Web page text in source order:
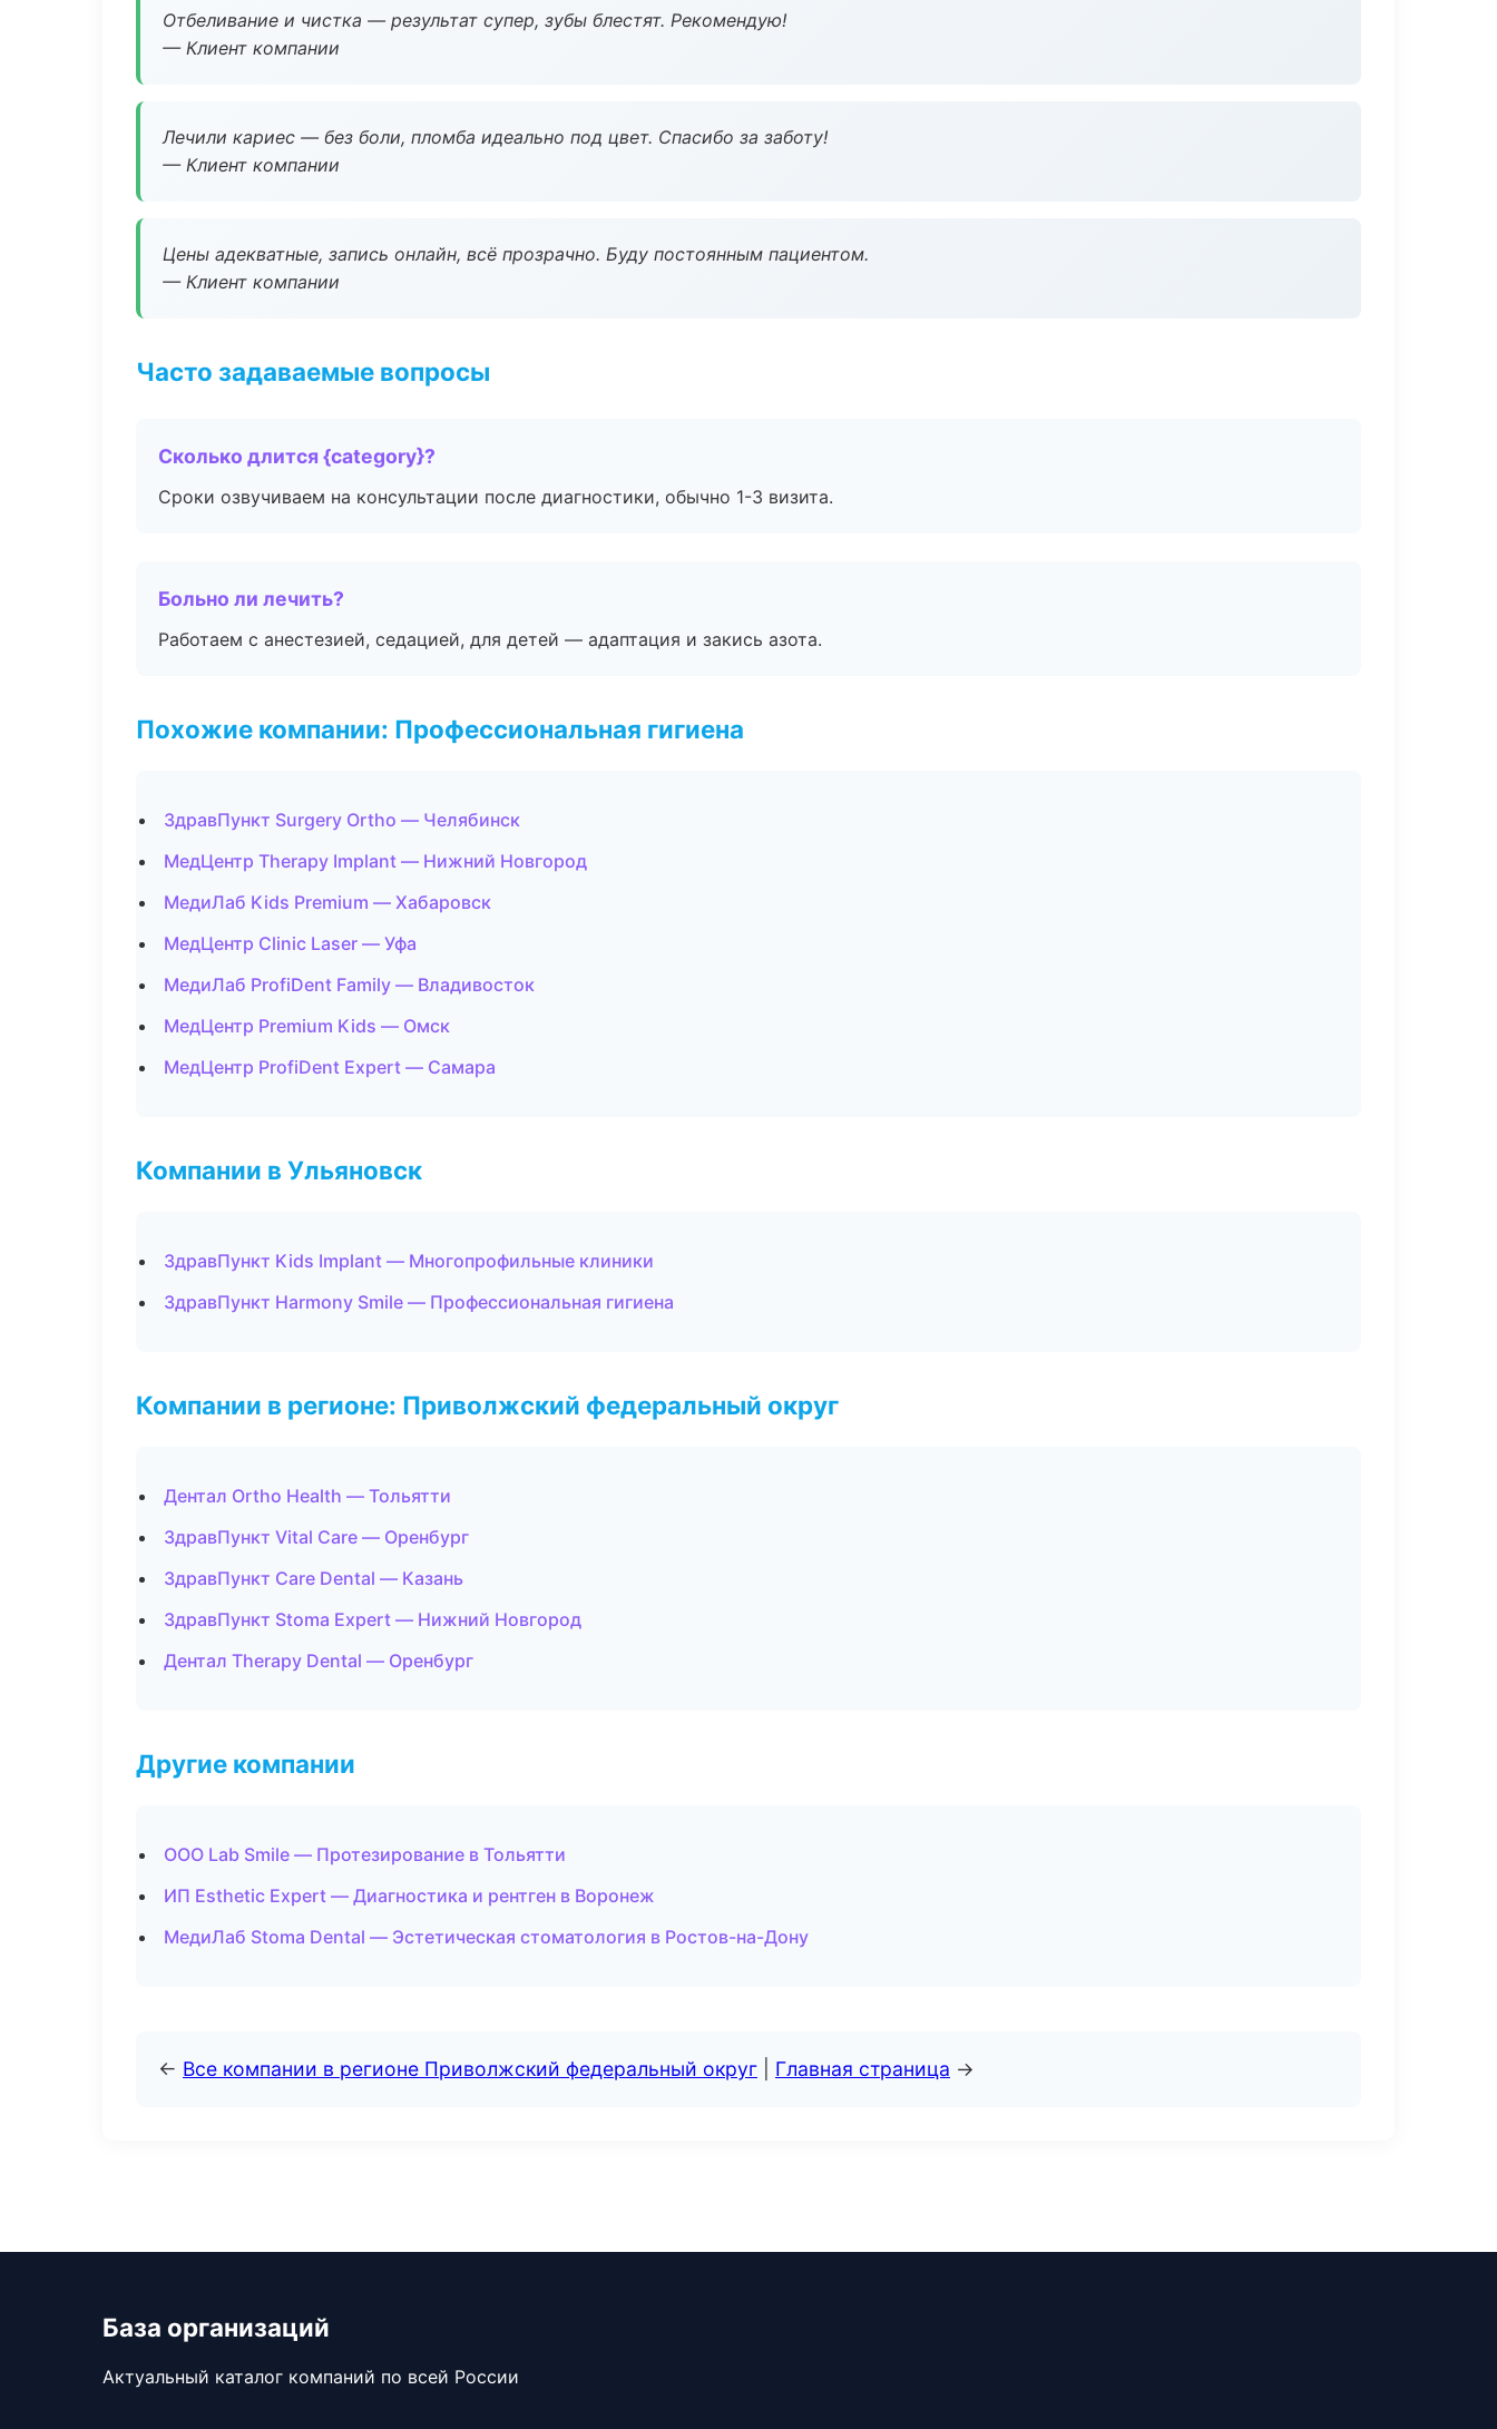
Отбеливание и чистка — результат супер, зубы блестят. Рекомендую!
— Клиент компании
Лечили кариес — без боли, пломба идеально под цвет. Спасибо за заботу!
— Клиент компании
Цены адекватные, запись онлайн, всё прозрачно. Буду постоянным пациентом.
— Клиент компании
Часто задаваемые вопросы
Сколько длится {category}?
Сроки озвучиваем на консультации после диагностики, обычно 1-3 визита.
Больно ли лечить?
Работаем с анестезией, седацией, для детей — адаптация и закись азота.
Похожие компании: Профессиональная гигиена
ЗдравПункт Surgery Ortho — Челябинск
МедЦентр Therapy Implant — Нижний Новгород
МедиЛаб Kids Premium — Хабаровск
МедЦентр Clinic Laser — Уфа
МедиЛаб ProfiDent Family — Владивосток
МедЦентр Premium Kids — Омск
МедЦентр ProfiDent Expert — Самара
Компании в Ульяновск
ЗдравПункт Kids Implant — Многопрофильные клиники
ЗдравПункт Harmony Smile — Профессиональная гигиена
Компании в регионе: Приволжский федеральный округ
Дентал Ortho Health — Тольятти
ЗдравПункт Vital Care — Оренбург
ЗдравПункт Care Dental — Казань
ЗдравПункт Stoma Expert — Нижний Новгород
Дентал Therapy Dental — Оренбург
Другие компании
ООО Lab Smile — Протезирование в Тольятти
ИП Esthetic Expert — Диагностика и рентген в Воронеж
МедиЛаб Stoma Dental — Эстетическая стоматология в Ростов-на-Дону
← Все компании в регионе Приволжский федеральный округ Главная страница →
База организаций
Актуальный каталог компаний по всей России